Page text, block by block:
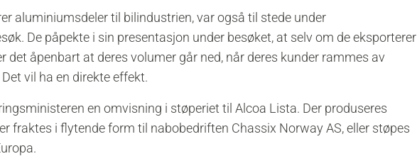
aluminiumsdeler til bilindustrien, var også til stede under
De påpekte i sin presentasjon under besøket, at selv om de eksporterer
det åpenbart at deres volumer går ned, når deres kunder rammes av
vil ha en direkte effekt.
en omvisning i støperiet til Alcoa Lista. Der produseres
fraktes i flytende form til nabobedriften Chassix Norway AS, eller støpes